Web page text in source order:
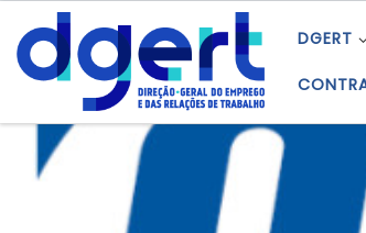
Skip to content DGERT